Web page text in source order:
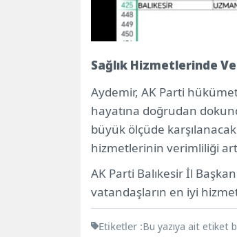
Sağlık Hizmetlerinde
Aydemir, AK Parti
hayatına doğrudan
büyük ölçüde
hizmetlerinin verimliliği
AK Parti Balıkesir İl
vatandaşların en iyi
Etiketler :Bu yazıya ait etiket